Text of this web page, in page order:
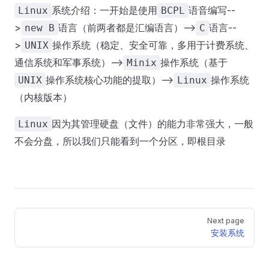
Linux 系统介绍：一开始是使用 BCPL 语音编写--
> new B 语言（前两者都是汇编语言）--> C 语言--
> UNIX 操作系统（稳定、安全可靠，多用于计费系统、
通信系统和军事系统）--> Minix 操作系统（基于
UNIX 操作系统核心功能的提取）--> Linux 操作系统
（内核版本）
Linux 因为其管理硬盘（文件）的能力非常强大，一般
不会分盘，所以我们只能看到一个分区，即根目录
Pager
Next page
安装系统